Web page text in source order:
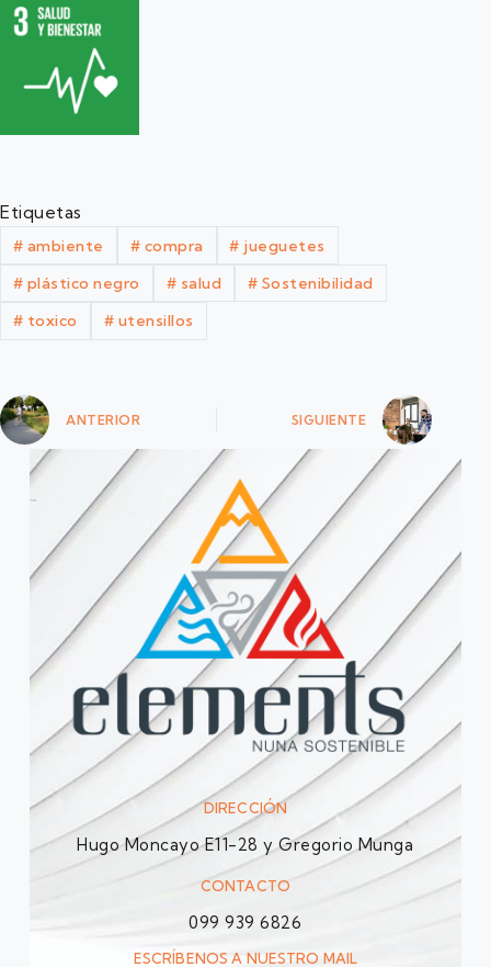
Etiquetas
# ambiente # compra # jueguetes
# plástico negro # salud # Sostenibilidad
# toxico # utensillos
ANTERIOR SIGUIENTE
DIRECCIÓN
Hugo Moncayo E11-28 y Gregorio Munga
CONTACTO
099 939 6826
ESCRÍBENOS A NUESTRO MAIL